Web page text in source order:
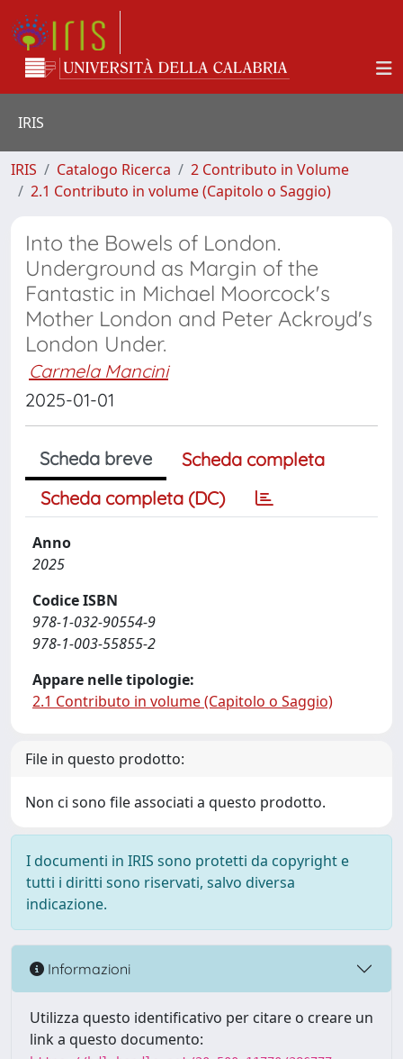
IRIS
IRIS Catalogo Ricerca
2 Contributo in Volume
2.1 Contributo in volume (Capitolo o Saggio)
Into the Bowels of London.
Underground as Margin of the
Fantastic in Michael Moorcock's
Mother London and Peter Ackroyd's
London Under.
Carmela Mancini
2025-01-01
Scheda breve
Scheda completa
Scheda completa (DC)
Anno
2025
Codice ISBN
978-1-032-90554-9
978-1-003-55855-2
Appare nelle tipologie:
2.1 Contributo in volume (Capitolo o Saggio)
File in questo prodotto:
Non ci sono file associati a questo prodotto.
I documenti in IRIS sono protetti da copyright e
tutti i diritti sono riservati, salvo diversa
indicazione.
Informazioni
Utilizza questo identificativo per citare o creare un
link a questo documento: